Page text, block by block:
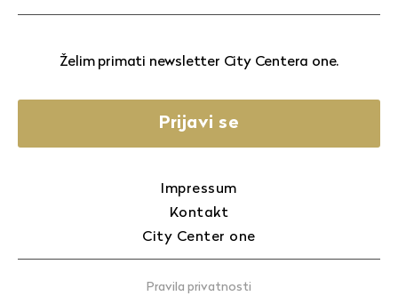
Želim primati newsletter City Centera one.
Prijavi se
Impressum
Kontakt
City Center one
Pravila privatnosti